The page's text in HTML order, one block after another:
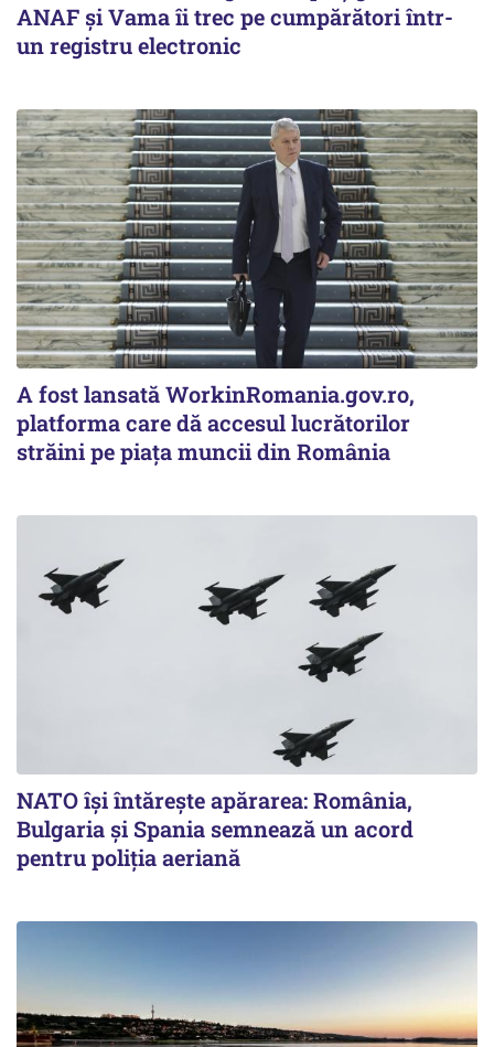
ANAF și Vama îi trec pe cumpărători într-
un registru electronic
A fost lansată WorkinRomania.gov.ro,
platforma care dă accesul lucrătorilor
străini pe piața muncii din România
NATO își întărește apărarea: România,
Bulgaria și Spania semnează un acord
pentru poliția aeriană